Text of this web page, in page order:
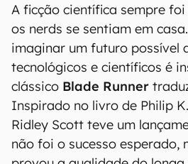
A ficção científica sempre
os nerds se sentiam em
imaginar um futuro possível
tecnológicos e científicos é
clássico Blade Runner
Inspirado no livro de Philip
Ridley Scott teve um
não foi o sucesso esperado,